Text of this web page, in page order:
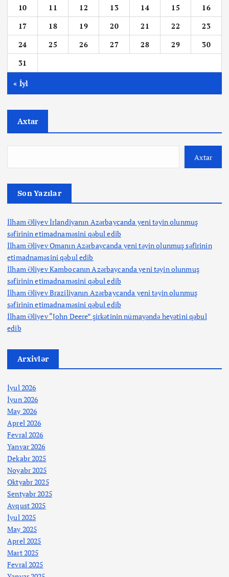
a
g
n
t
i
n
10
11 12 13 14 15
16
17
18 19 20 21 22
23
24
25 26 27 28 29
30
31
« İyl
Axtar
Axtar
Son Yazılar
İlham Əliyev İrlandiyanın Azərbaycanda yeni təyin olunmuş
səfirinin etimadnaməsini qəbul edib
İlham Əliyev Omanın Azərbaycanda yeni təyin olunmuş səfirinin
etimadnaməsini qəbul edib
İlham Əliyev Kambocanın Azərbaycanda yeni təyin olunmuş
səfirinin etimadnaməsini qəbul edib
İlham Əliyev Braziliyanın Azərbaycanda yeni təyin olunmuş
səfirinin etimadnaməsini qəbul edib
İlham Əliyev “John Deere” şirkətinin nümayəndə heyətini qəbul
edib
Arxivlər
İyul 2026
İyun 2026
May 2026
Aprel 2026
Fevral 2026
Yanvar 2026
Dekabr 2025
Noyabr 2025
Oktyabr 2025
Sentyabr 2025
Avqust 2025
İyul 2025
May 2025
Aprel 2025
Mart 2025
Fevral 2025